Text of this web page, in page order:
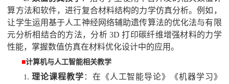
算方法和软件，进行复合材料结构的力学仿真分析。例如，
让学生运用基于人工神经网络辅助遗传算法的优化法与有限
元分析相结合的方法，分析3D打印碳纤维增强材料的力学
性能，掌握数值仿真在材料优化设计中的应用。
■计算机与人工智能相关教学
1.理论课程教学 ：在《人工智能导论》《机器学习》